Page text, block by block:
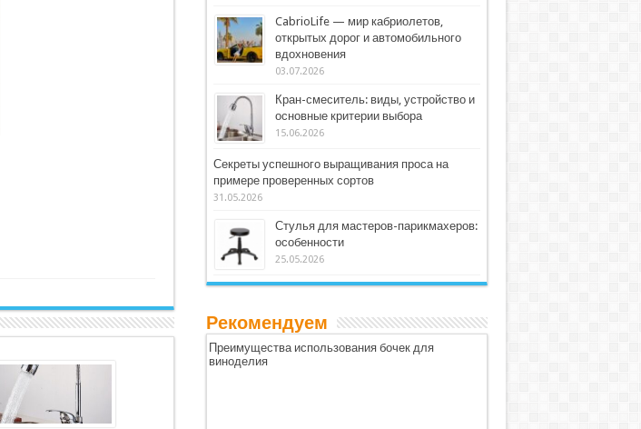
CabrioLife — мир кабриолетов,
открытых дорог и автомобильного
вдохновения
03.07.2026
Кран-смеситель: виды, устройство и
основные критерии выбора
15.06.2026
Секреты успешного выращивания проса на
примере проверенных сортов
31.05.2026
Стулья для мастеров-парикмахеров:
особенности
25.05.2026
Рекомендуем
Преимущества использования бочек для
виноделия